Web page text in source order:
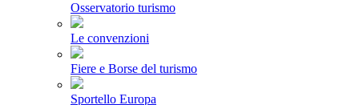
Osservatorio turismo
Le convenzioni
Fiere e Borse del turismo
Sportello Europa